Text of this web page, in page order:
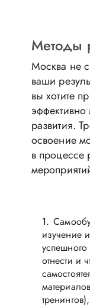
Методы
Москва не
ваши
вы хотите
развития.
освоение
в
изучение
отнести и